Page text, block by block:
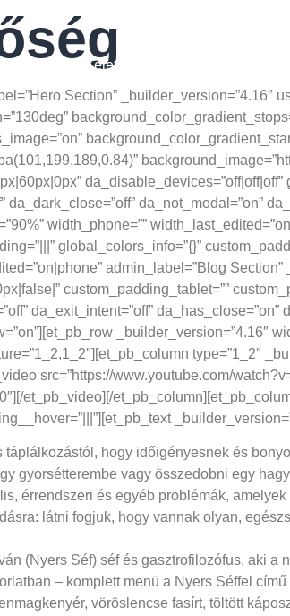
e kopen
31817252/
EGYéletmód
Section” _builder_version=”4.16″
da_dark_close=”off” da_not_modal=”on”
width_phone=””
global_colors_info=”{}”
admin_label=”Blog
custom_padding_tablet=””
da_exit_intent=”off”
_builder_version=”4.16″
type=”1_2″
src=”https://www.youtube.com/
et_pb_video][/
táplálkozástól, hogy időigényesnek és
gyorsétterembe vagy összedobni egy
érrendszeri és egyéb problémák,
látni fogjuk, hogy vannak olyan,
(Nyers Séf) séf és gasztrofilozófus, aki a
– komplett menü a Nyers Séffel
vöröslencse fasírt, töltött